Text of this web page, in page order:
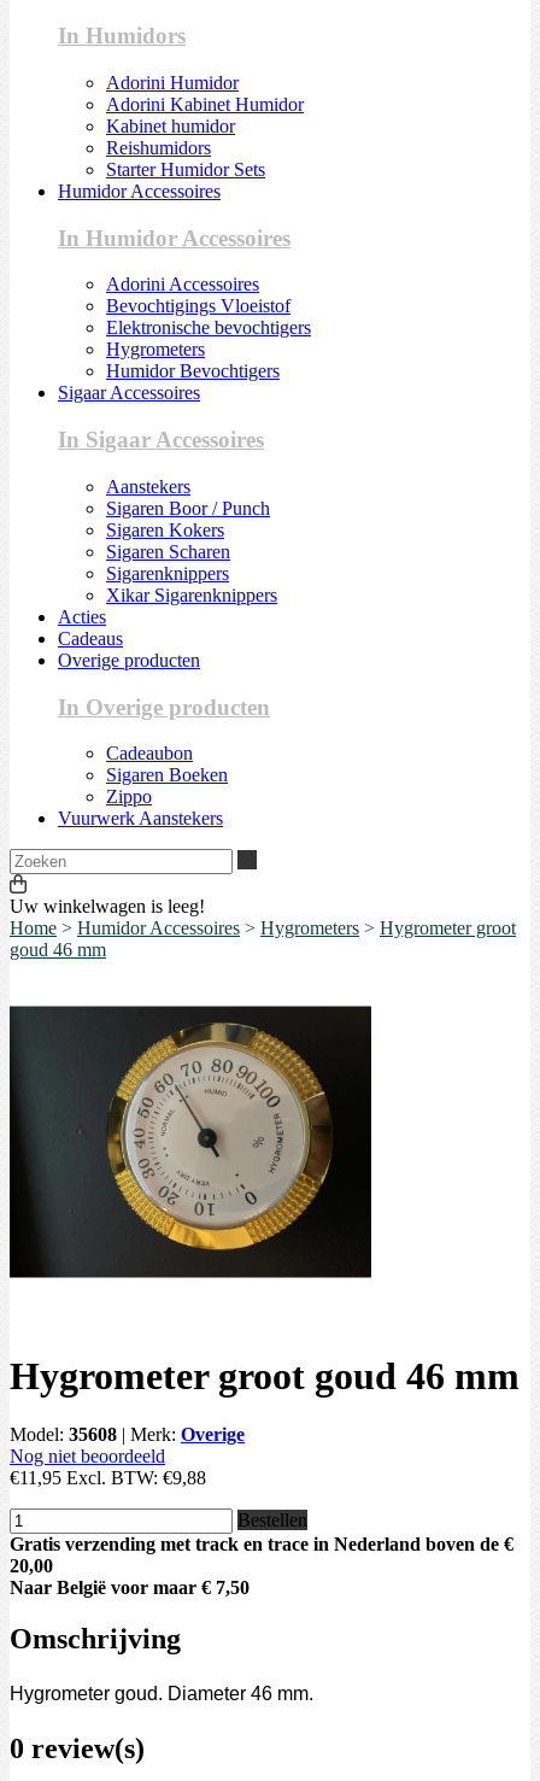
In Humidors
Adorini Humidor
Adorini Kabinet Humidor
Kabinet humidor
Reishumidors
Starter Humidor Sets
Humidor Accessoires
In Humidor Accessoires
Adorini Accessoires
Bevochtigings Vloeistof
Elektronische bevochtigers
Hygrometers
Humidor Bevochtigers
Sigaar Accessoires
In Sigaar Accessoires
Aanstekers
Sigaren Boor / Punch
Sigaren Kokers
Sigaren Scharen
Sigarenknippers
Xikar Sigarenknippers
Acties
Cadeaus
Overige producten
In Overige producten
Cadeaubon
Sigaren Boeken
Zippo
Vuurwerk Aanstekers
Uw winkelwagen is leeg!
Home > Humidor Accessoires > Hygrometers > Hygrometer groot
goud 46 mm
Hygrometer groot goud 46 mm
Model: 35608 | Merk: Overige
Nog niet beoordeeld
€11,95 Excl. BTW: €9,88
Bestellen
Gratis verzending met track en trace in Nederland boven de €
20,00
Naar België voor maar € 7,50
Omschrijving
Hygrometer goud. Diameter 46 mm.
0 review(s)